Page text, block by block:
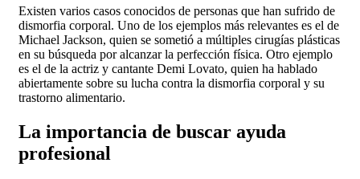
Existen varios casos conocidos de personas que han sufrido de
dismorfia corporal. Uno de los ejemplos más relevantes es el de
Michael Jackson, quien se sometió a múltiples cirugías plásticas
en su búsqueda por alcanzar la perfección física. Otro ejemplo
es el de la actriz y cantante Demi Lovato, quien ha hablado
abiertamente sobre su lucha contra la dismorfia corporal y su
trastorno alimentario.
La importancia de buscar ayuda
profesional